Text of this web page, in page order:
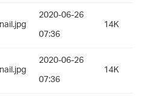
2020-06-26
07:36
14K
2020-06-26
07:36
14K